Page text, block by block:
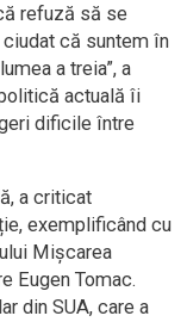
refuză să se
că suntem în
a treia”, a
actuală îi
dificile între
a criticat
exemplificând cu
Mișcarea
Eugen Tomac.
din SUA, care a